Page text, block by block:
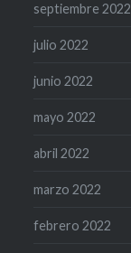
septiembre 2022
julio 2022
junio 2022
mayo 2022
abril 2022
marzo 2022
febrero 2022